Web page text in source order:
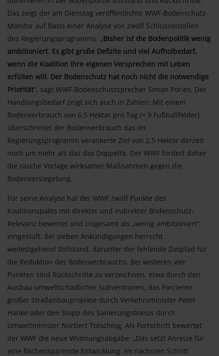
Das zeigt der am Dienstag veröffentlichte WWF-Bodenschutz-
Monitor auf Basis einer Analyse von zwölf Schlüsselstellen
des Regierungsprogramms. „Bisher ist die Bodenpolitik wenig
ambitioniert. Es gibt große Defizite und viel Aufholbedarf,
wenn die Koalition ihre eigenen Versprechen mit Leben
erfüllen will. Der Bodenschutz hat noch nicht die notwendige
Priorität”, sagt WWF-Bodenschutzsprecher Simon Pories. Der
Handlungsbedarf zeigt sich auch in Zahlen: Mit einem
Bodenverbrauch von 6,5 Hektar pro Tag (= 9 Fußballfelder)
überschreitet der Bodenverbrauch das im
Regierungsprogramm verankerte Ziel von 2,5 Hektar derzeit
noch um mehr als das das Doppelte. Der WWF fordert daher
die rasche Vorlage wirksamer Maßnahmen gegen die
Bodenversiegelung.
Für seine Analyse hat der WWF zwölf Punkte des
Koalitionspakts mit direkter und indirekter Bodenschutz-
Relevanz bewertet und insgesamt als „wenig ambitioniert“
eingestuft. Bei sieben Ankündigungen herrscht
weitestgehend Stillstand, darunter der fehlende Zielpfad für
die Reduktion des Bodenverbrauchs. Bei weiteren vier
Punkten sind Rückschritte zu verzeichnen, etwa durch den
Ausbau umweltschädlicher Subventionen, das Forcieren
großer Straßenbauprojekte durch Verkehrsminister Peter
Hanke oder den Stopp des Sanierungsbonus durch
Umweltminister Norbert Totschnig. Als Fortschritt bewertet
der WWF die neue Widmungsabgabe. „Das setzt Anreize für
eine flächensparende Entwicklung. Im nächsten Schritt